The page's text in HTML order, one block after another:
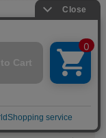
ーリングなの
なっていま
て健康サンダル